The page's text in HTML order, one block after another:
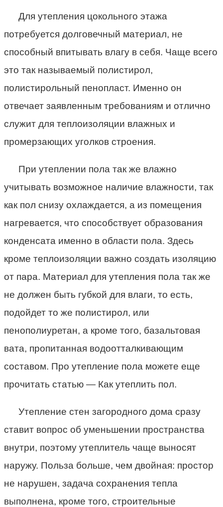
Для утепления цокольного этажа
потребуется долговечный материал, не
способный впитывать влагу в себя. Чаще всего
это так называемый полистирол,
полистирольный пенопласт. Именно он
отвечает заявленным требованиям и отлично
служит для теплоизоляции влажных и
промерзающих уголков строения.
При утеплении пола так же влажно
учитывать возможное наличие влажности, так
как пол снизу охлаждается, а из помещения
нагревается, что способствует образования
конденсата именно в области пола. Здесь
кроме теплоизоляции важно создать изоляцию
от пара. Материал для утепления пола так же
не должен быть губкой для влаги, то есть,
подойдет то же полистирол, или
пенополиуретан, а кроме того, базальтовая
вата, пропитанная водоотталкивающим
составом. Про утепление пола можете еще
прочитать статью — Как утеплить пол.
Утепление стен загородного дома сразу
ставит вопрос об уменьшении пространства
внутри, поэтому утеплитель чаще выносят
наружу. Польза больше, чем двойная: простор
не нарушен, задача сохранения тепла
выполнена, кроме того, строительные